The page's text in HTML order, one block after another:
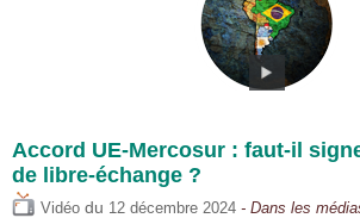
Accord UE-Mercosur : faut-il
de libre-échange ?
Vidéo du 12 décembre 2024 - Dans les